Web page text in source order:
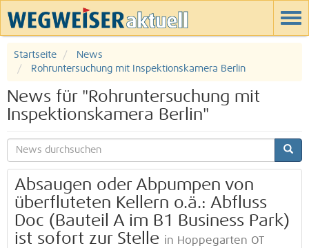
Startseite
News
Rohruntersuchung mit Inspektionskamera Berlin
News für "Rohruntersuchung mit
Inspektionskamera Berlin"
Absaugen oder Abpumpen von
überfluteten Kellern o.ä.: Abfluss
Doc (Bauteil A im B1 Business Park)
ist sofort zur Stelle in Hoppegarten OT